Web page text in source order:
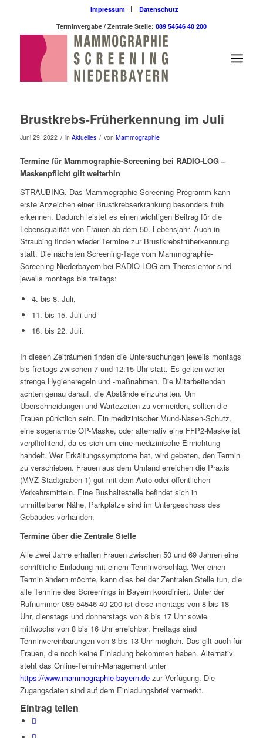
Impressum
Datenschutz
Terminvergabe / Zentrale Stelle: 089 54546 40 200
Brustkrebs-Früherkennung im Juli
Juni 29, 2022 / in Aktuelles / von Mammographie
Termine für Mammographie-Screening bei RADIO-LOG –
Maskenpflicht gilt weiterhin
STRAUBING. Das Mammographie-Screening-Programm kann
erste Anzeichen einer Brustkrebserkrankung besonders früh
erkennen. Dadurch leistet es einen wichtigen Beitrag für die
Lebensqualität von Frauen ab dem 50. Lebensjahr. Auch in
Straubing finden wieder Termine zur Brustkrebsfrüherkennung
statt. Die nächsten Screening-Tage vom Mammographie-
Screening Niederbayern bei RADIO-LOG am Theresientor sind
jeweils montags bis freitags:
4. bis 8. Juli,
11. bis 15. Juli und
18. bis 22. Juli.
In diesen Zeiträumen finden die Untersuchungen jeweils montags
bis freitags zwischen 7 und 12:15 Uhr statt. Es gelten weiter
strenge Hygieneregeln und -maßnahmen. Die Mitarbeitenden
achten genau darauf, die Abstände einzuhalten. Um
Überschneidungen und Wartezeiten zu vermeiden, sollten die
Frauen pünktlich sein. Ein medizinischer Mund-Nasen-Schutz,
eine sogenannte OP-Maske, oder alternativ eine FFP2-Maske ist
verpflichtend, da es sich um eine medizinische Einrichtung
handelt. Wer Erkältungssymptome hat, wird gebeten, den Termin
zu verschieben. Frauen aus dem Umland erreichen die Praxis
(MVZ Stadtgraben 1) gut mit dem Auto oder öffentlichen
Verkehrsmitteln. Eine Bushaltestelle befindet sich in
unmittelbarer Nähe, Parkplätze sind im Untergeschoss des
Gebäudes vorhanden.
Termine über die Zentrale Stelle
Alle zwei Jahre erhalten Frauen zwischen 50 und 69 Jahren eine
schriftliche Einladung mit einem Terminvorschlag. Wer einen
Termin ändern möchte, kann dies bei der Zentralen Stelle tun, die
alle Termine des Screenings in Bayern koordiniert. Unter der
Rufnummer 089 54546 40 200 ist diese montags von 8 bis 18
Uhr, dienstags und donnerstags von 8 bis 17 Uhr sowie
mittwochs von 8 bis 16 Uhr erreichbar. Freitags sind
Terminvereinbarungen von 8 bis 13 Uhr möglich. Das gilt auch für
Frauen, die noch keine Einladung bekommen haben. Alternativ
steht das Online-Termin-Management unter
https://www.mammographie-bayern.dezur Verfügung. Die
Zugangsdaten sind auf dem Einladungsbrief vermerkt.
Eintrag teilen